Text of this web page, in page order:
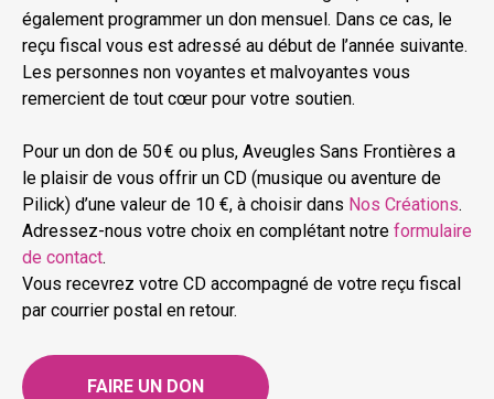
également programmer un don mensuel. Dans ce cas, le
reçu fiscal vous est adressé au début de l’année suivante.
Les personnes non voyantes et malvoyantes vous
remercient de tout cœur pour votre soutien.
Pour un don de 50 € ou plus, Aveugles Sans Frontières a
le plaisir de vous offrir un CD (musique ou aventure de
Pilick) d’une valeur de 10 €, à choisir dans Nos Créations.
Adressez-nous votre choix en complétant notre formulaire
de contact.
Vous recevrez votre CD accompagné de votre reçu fiscal
par courrier postal en retour.
FAIRE UN DON